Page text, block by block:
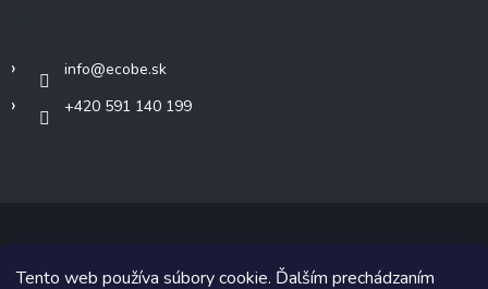
Tento web používa súbory cookie. Ďalším prechádzaním
info@ecobe.sk
+420 591 140 199